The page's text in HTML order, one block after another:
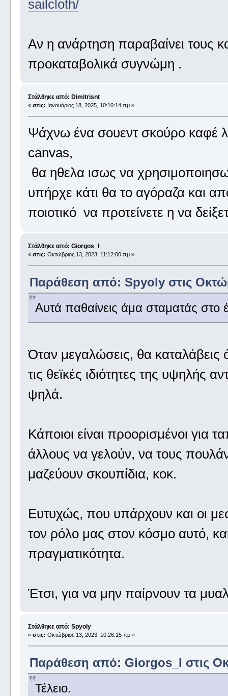
sailcloth/
Αν η ανάρτηση παραβαίνει τους
προκαταβολικά συγνώμη .
Στάλθηκε από: Dimitrisnt
« στις: Ιανουάριος 18, 2025, 10:10:14 πμ »
Ψάχνω ένα σουεντ σκούρο καφέ
canvas,
θα ηθελα ισως να
υπήρχε κάτι θα το αγόραζα και
ποιοτικό να προτείνετε η να
Στάλθηκε από: Giorgos_I
« στις: Οκτώβριος 13, 2023, 11:12:00 πμ »
Παράθεση από: Spyoly στις
Αυτά παθαίνεις άμα σταματάς στο
Όταν μεγαλώσεις, θα καταλάβεις
τις θεϊκές ιδιότητες της υψηλής
ψηλά.
Κάποιοι είναι προορισμένοι για
άλλους να γελούν, να τους
μαζεύουν σκουπίδια, κοκ.
Ευτυχώς, που υπάρχουν και οι
τον ρόλο μας στον κόσμο αυτό,
πραγματικότητα.
Έτσι, για να μην παίρνουν τα
Στάλθηκε από: Spyoly
« στις: Οκτώβριος 13, 2023, 10:26:15 πμ »
Παράθεση από: Giorgos_I στις
Τέλειο.